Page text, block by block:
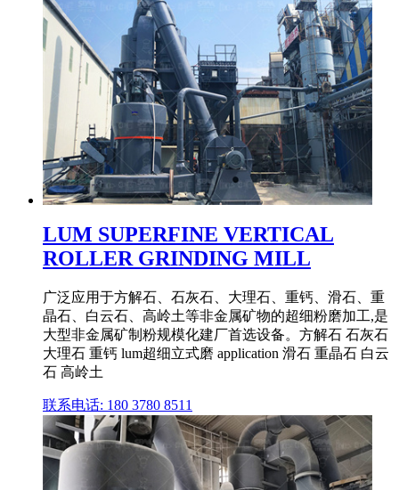
LUM SUPERFINE VERTICAL
ROLLER GRINDING MILL
广泛应用于方解石、石灰石、大理石、重钙、滑石、重
晶石、白云石、高岭土等非金属矿物的超细粉磨加工,是
大型非金属矿制粉规模化建厂首选设备。方解石 石灰石
大理石 重钙 lum超细立式磨 application 滑石 重晶石 白云
石 高岭土
联系电话: 180 3780 8511